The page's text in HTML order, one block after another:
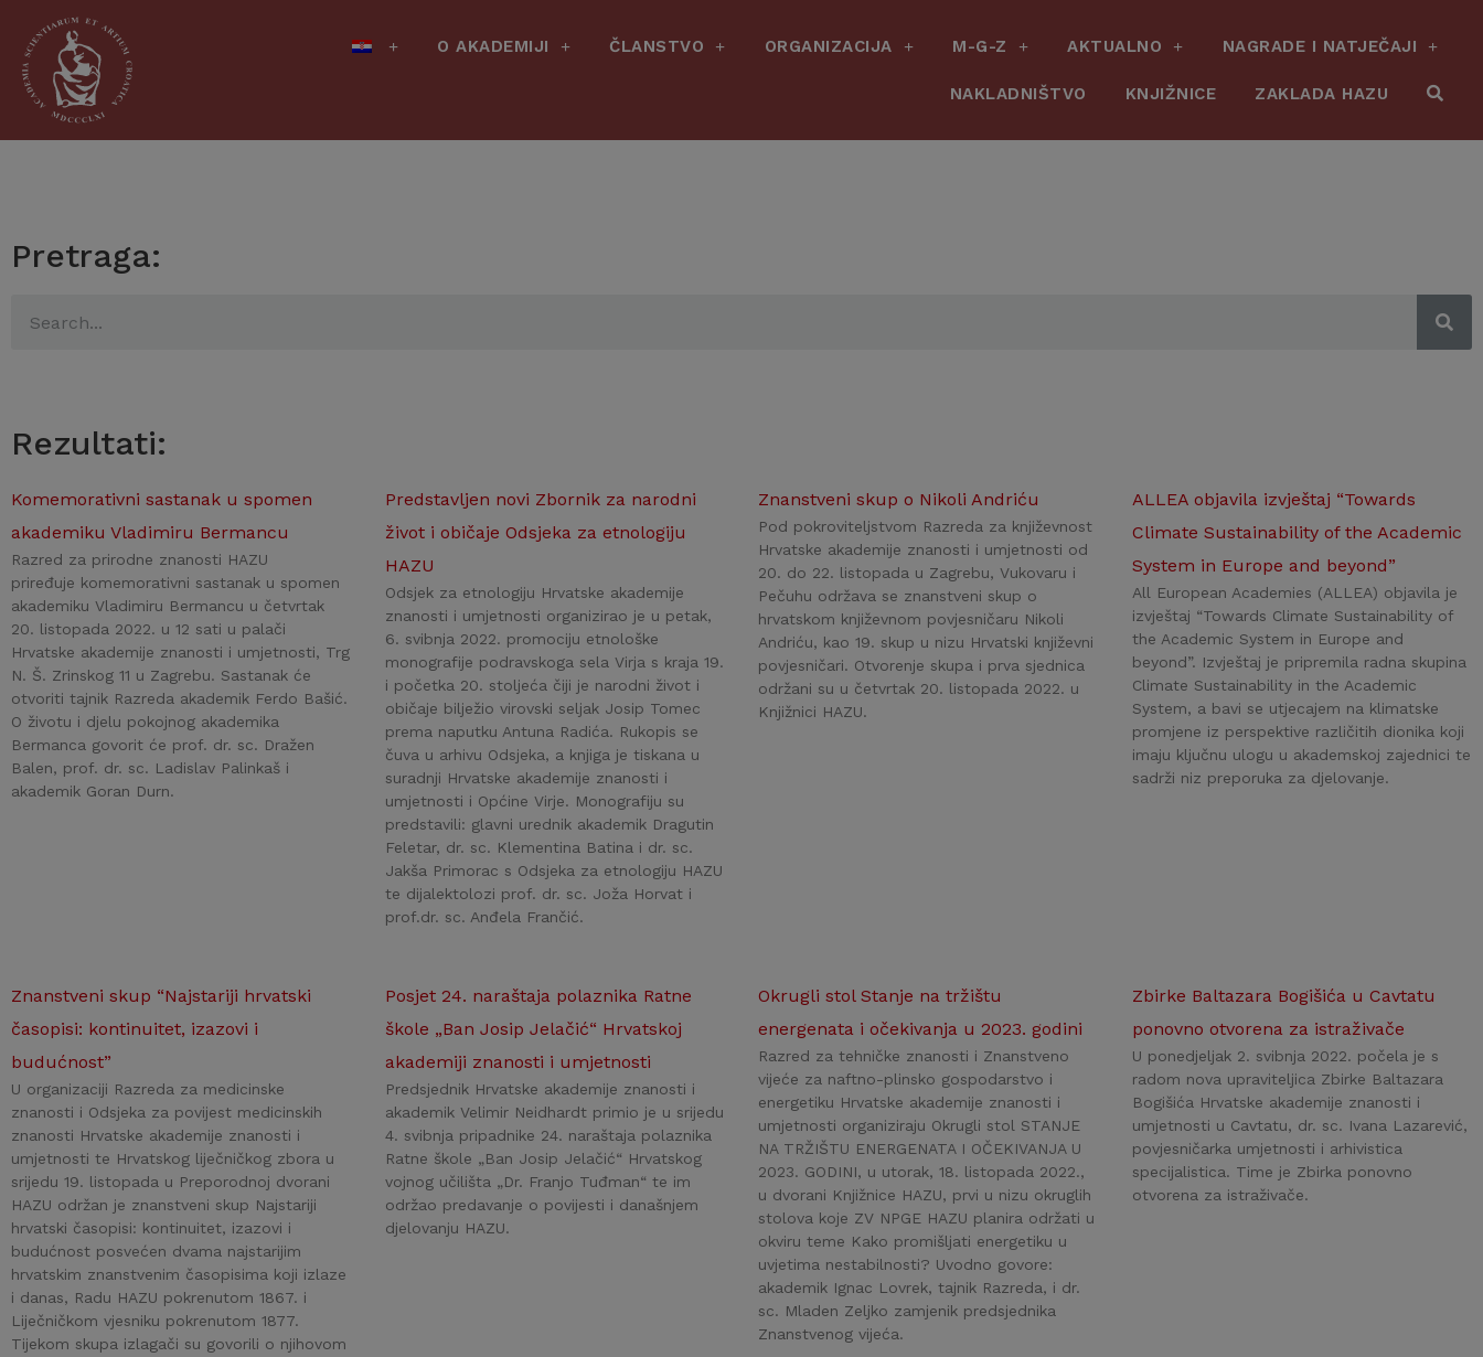
O AKADEMIJI ČLANSTVO ORGANIZACIJA M-G-Z AKTUALNO NAGRADE I NATJEČAJI
NAKLADNIŠTVO KNJIŽNICE ZAKLADA HAZU
Pretraga:
Rezultati:
Komemorativni sastanak u spomen
akademiku Vladimiru Bermancu
Razred za prirodne znanosti HAZU
priređuje komemorativni sastanak u spomen
akademiku Vladimiru Bermancu u četvrtak
20. listopada 2022. u 12 sati u palači
Hrvatske akademije znanosti i umjetnosti, Trg
N. Š. Zrinskog 11 u Zagrebu. Sastanak će
otvoriti tajnik Razreda akademik Ferdo Bašić.
O životu i djelu pokojnog akademika
Bermanca govorit će prof. dr. sc. Dražen
Balen, prof. dr. sc. Ladislav Palinkaš i
akademik Goran Durn.
Predstavljen novi Zbornik za narodni
život i običaje Odsjeka za etnologiju
HAZU
Odsjek za etnologiju Hrvatske akademije
znanosti i umjetnosti organizirao je u petak,
6. svibnja 2022. promociju etnološke
monografije podravskoga sela Virja s kraja 19.
i početka 20. stoljeća čiji je narodni život i
običaje bilježio virovski seljak Josip Tomec
prema naputku Antuna Radića. Rukopis se
čuva u arhivu Odsjeka, a knjiga je tiskana u
suradnji Hrvatske akademije znanosti i
umjetnosti i Općine Virje. Monografiju su
predstavili: glavni urednik akademik Dragutin
Feletar, dr. sc. Klementina Batina i dr. sc.
Jakša Primorac s Odsjeka za etnologiju HAZU
te dijalektolozi prof. dr. sc. Joža Horvat i
prof.dr. sc. Anđela Frančić.
Znanstveni skup o Nikoli Andriću
Pod pokroviteljstvom Razreda za književnost
Hrvatske akademije znanosti i umjetnosti od
20. do 22. listopada u Zagrebu, Vukovaru i
Pečuhu održava se znanstveni skup o
hrvatskom književnom povjesničaru Nikoli
Andriću, kao 19. skup u nizu Hrvatski književni
povjesničari. Otvorenje skupa i prva sjednica
održani su u četvrtak 20. listopada 2022. u
Knjižnici HAZU.
ALLEA objavila izvještaj “Towards
Climate Sustainability of the Academic
System in Europe and beyond”
All European Academies (ALLEA) objavila je
izvještaj “Towards Climate Sustainability of
the Academic System in Europe and
beyond”. Izvještaj je pripremila radna skupina
Climate Sustainability in the Academic
System, a bavi se utjecajem na klimatske
promjene iz perspektive različitih dionika koji
imaju ključnu ulogu u akademskoj zajednici te
sadrži niz preporuka za djelovanje.
Znanstveni skup “Najstariji hrvatski
časopisi: kontinuitet, izazovi i
budućnost”
U organizaciji Razreda za medicinske
znanosti i Odsjeka za povijest medicinskih
znanosti Hrvatske akademije znanosti i
umjetnosti te Hrvatskog liječničkog zbora u
srijedu 19. listopada u Preporodnoj dvorani
HAZU održan je znanstveni skup Najstariji
hrvatski časopisi: kontinuitet, izazovi i
budućnost posvećen dvama najstarijim
hrvatskim znanstvenim časopisima koji izlaze
i danas, Radu HAZU pokrenutom 1867. i
Liječničkom vjesniku pokrenutom 1877.
Tijekom skupa izlagači su govorili o njihovom
Posjet 24. naraštaja polaznika Ratne
škole „Ban Josip Jelačić“ Hrvatskoj
akademiji znanosti i umjetnosti
Predsjednik Hrvatske akademije znanosti i
akademik Velimir Neidhardt primio je u srijedu
4. svibnja pripadnike 24. naraštaja polaznika
Ratne škole „Ban Josip Jelačić“ Hrvatskog
vojnog učilišta „Dr. Franjo Tuđman“ te im
održao predavanje o povijesti i današnjem
djelovanju HAZU.
Okrugli stol Stanje na tržištu
energenata i očekivanja u 2023. godini
Razred za tehničke znanosti i Znanstveno
vijeće za naftno-plinsko gospodarstvo i
energetiku Hrvatske akademije znanosti i
umjetnosti organiziraju Okrugli stol STANJE
NA TRŽIŠTU ENERGENATA I OČEKIVANJA U
2023. GODINI, u utorak, 18. listopada 2022.,
u dvorani Knjižnice HAZU, prvi u nizu okruglih
stolova koje ZV NPGE HAZU planira održati u
okviru teme Kako promišljati energetiku u
uvjetima nestabilnosti? Uvodno govore:
akademik Ignac Lovrek, tajnik Razreda, i dr.
sc. Mladen Zeljko zamjenik predsjednika
Znanstvenog vijeća.
Zbirke Baltazara Bogišića u Cavtatu
ponovno otvorena za istraživače
U ponedjeljak 2. svibnja 2022. počela je s
radom nova upraviteljica Zbirke Baltazara
Bogišića Hrvatske akademije znanosti i
umjetnosti u Cavtatu, dr. sc. Ivana Lazarević,
povjesničarka umjetnosti i arhivistica
specijalistica. Time je Zbirka ponovno
otvorena za istraživače.